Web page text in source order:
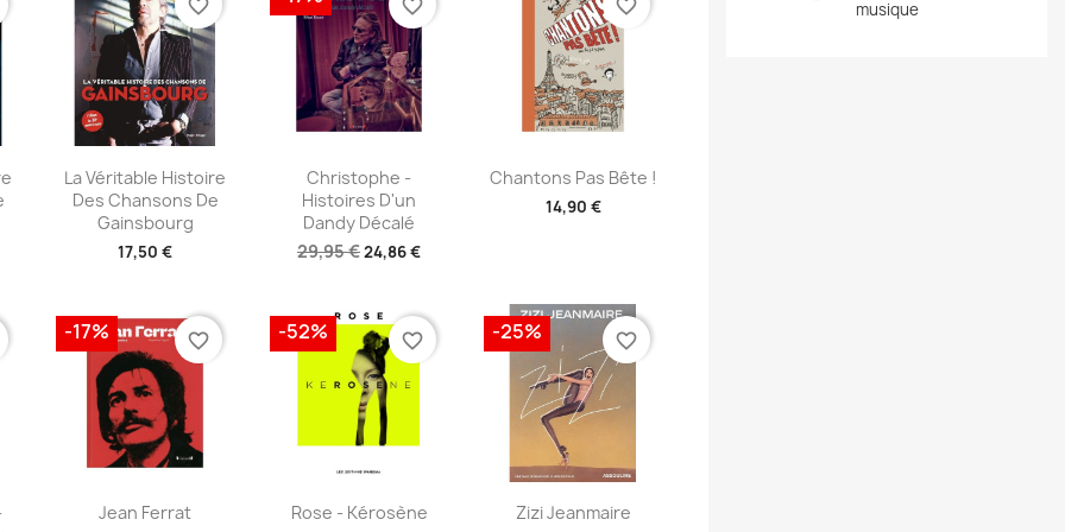
Aperçu rapide
La Véritable Histoire
Des Chansons De
Gainsbourg
17,50 €
favorite_border
Aperçu rapide
Christophe -
Histoires D'un
Dandy Décalé
29,95 €24,86 €
favorite_border
Aperçu rapide
Chantons Pas Bête !
14,90 €
favorite_border
Aperçu rapide
Jean Ferrat
-17% favorite_border
Aperçu rapide
Rose - Kérosène
-52% favorite_border
Aperçu rapide
Zizi Jeanmaire
-25% favorite_border
musique